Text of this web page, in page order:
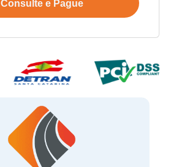
Consulte e Pague